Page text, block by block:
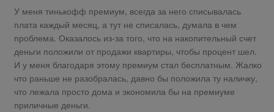
У меня тинькофф премиум, всегда за него списывалась
плата каждый месяц, а тут не списалась, думала в чем
проблема. Оказалось из-за того, что на накопительный счет
деньги положили от продажи квартиры, чтобы процент шел.
И у меня благодаря этому премиум стал бесплатным. Жалко
что раньше не разобралась, давно бы положила ту наличку,
что лежала просто дома и экономила бы на премиуме
приличные деньги.